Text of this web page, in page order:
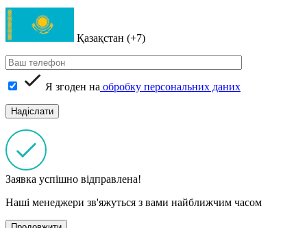
Қазақстан (+7)
Я згоден на обробку персональних даних
Заявка успішно відправлена!
Наші менеджери зв'яжуться з вами найближчим часом